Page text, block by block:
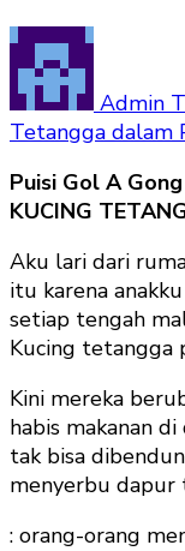
Admin
Tetangga dalam
Puisi Gol A Gong
KUCING
Aku lari dari
itu karena
setiap tengah
Kucing tetangga
Kini mereka
habis makanan
tak bisa
menyerbu dapur
: orang-orang